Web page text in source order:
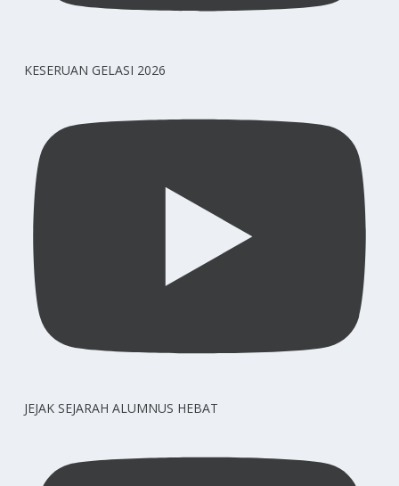
KESERUAN GELASI 2026
JEJAK SEJARAH ALUMNUS HEBAT